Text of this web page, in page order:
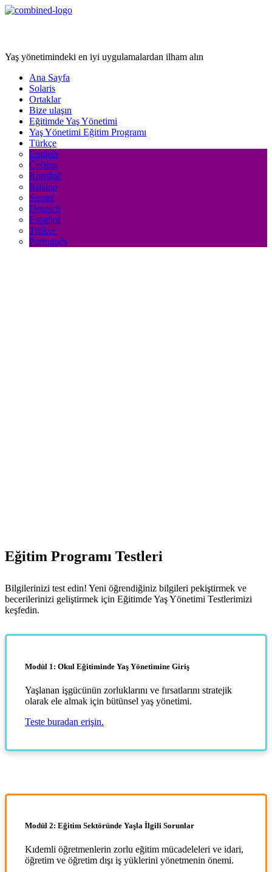
Yaş yönetimindeki en iyi uygulamalardan ilham alın
Ana Sayfa
Solaris
Ortaklar
Bize ulaşın
Eğitimde Yaş Yönetimi
Yaş Yönetimi Eğitim Programı
Türkçe
English
Čeština
Română
Italiano
Suomi
Deutsch
Español
Türkçe
Português
Eğitim Programı Testleri
Bilgilerinizi test edin! Yeni öğrendiğiniz bilgileri pekiştirmek ve
becerilerinizi geliştirmek için Eğitimde Yaş Yönetimi Testlerimizi
keşfedin.
Modül 1: Okul Eğitiminde Yaş Yönetimine Giriş
Yaşlanan işgücünün zorluklarını ve fırsatlarını stratejik
olarak ele almak için bütünsel yaş yönetimi.
Teste buradan erişin.
Modül 2: Eğitim Sektöründe Yaşla İlgili Sorunlar
Kıdemli öğretmenlerin zorlu eğitim mücadeleleri ve idari,
öğretim ve öğretim dışı iş yüklerini yönetmenin önemi.